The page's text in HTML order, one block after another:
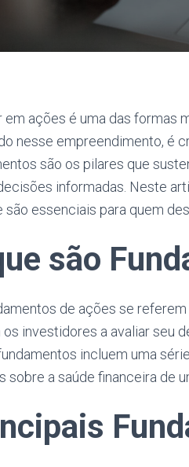
em ações é uma das formas
nesse empreendimento, é
são os pilares que
informadas. Neste
são essenciais para quem
são
de ações se
os investidores a avaliar seu
incluem uma
sobre a saúde financeira de